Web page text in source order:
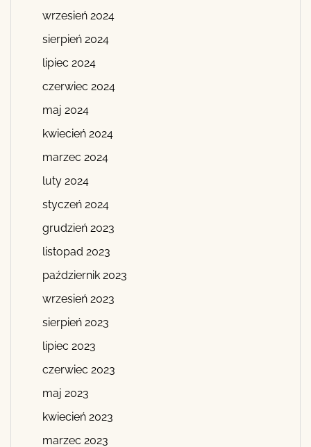
wrzesień 2024
sierpień 2024
lipiec 2024
czerwiec 2024
maj 2024
kwiecień 2024
marzec 2024
luty 2024
styczeń 2024
grudzień 2023
listopad 2023
październik 2023
wrzesień 2023
sierpień 2023
lipiec 2023
czerwiec 2023
maj 2023
kwiecień 2023
marzec 2023